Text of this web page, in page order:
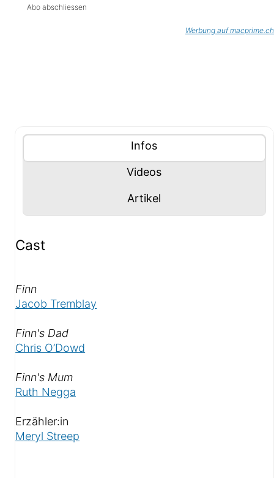
Abo abschliessen
Werbung auf macprime.ch
Inhalte (Tabliste)
Tablisten-Hilfe: Benutze die Tablisten-Controls
Tablisten-Controls Panel mit
Infosanzeigen
Panel mit
Videosanzeigen
Panel mit
Artikel
Cast
Als «
Finn»
Jacob Tremblay
Als «
Finn's Dad»
Chris O’Dowd
Als «
Finn's Mum»
Ruth Negga
Erzähler:in
Meryl Streep